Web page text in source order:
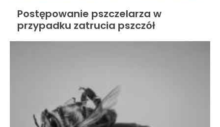
Postępowanie pszczelarza w
przypadku zatrucia pszczół